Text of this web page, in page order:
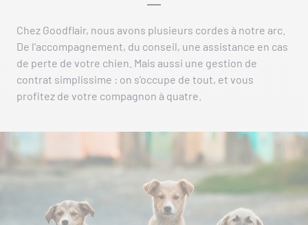
Chez Goodflair, nous avons plusieurs cordes à notre arc.
De l’accompagnement, du conseil, une assistance en cas
de perte de votre chien. Mais aussi une gestion de
contrat simplissime : on s’occupe de tout, et vous
profitez de votre compagnon à quatre.